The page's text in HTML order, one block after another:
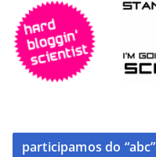
participamos do “abc”